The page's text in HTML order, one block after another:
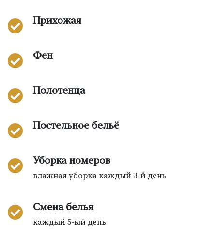
Прихожая
Фен
Полотенца
Постельное бельё
Уборка номеров
влажная уборка каждый 3-й день
Смена белья
каждый 5-ый день